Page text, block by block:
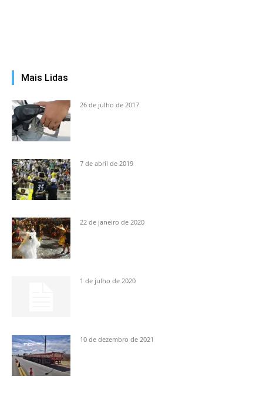
Mais Lidas
26 de julho de 2017
7 de abril de 2019
22 de janeiro de 2020
1 de julho de 2020
10 de dezembro de 2021